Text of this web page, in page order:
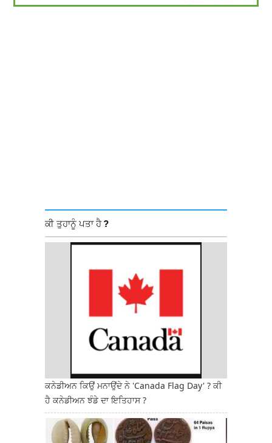
ਕੀ ਤੁਹਾਨੂੰ ਪਤਾ ਹੈ ?
ਕਨੇਡੀਅਨ ਕਿਉਂ ਮਨਾਉਂਦੇ ਨੇ 'Canada Flag Day' ? ਕੀ
ਹੈ ਕਨੇਡੀਅਨ ਝੰਡੇ ਦਾ ਇਤਿਹਾਸ ?